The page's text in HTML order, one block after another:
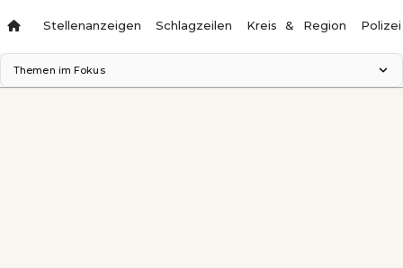
Stellenanzeigen Schlagzeilen Kreis & Region Polizei
Themen im Fokus